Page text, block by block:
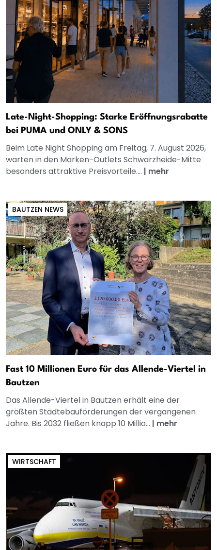
Late-Night-Shopping: Starke Eröffnungsrabatte
bei PUMA und ONLY & SONS
Beim Late Night Shopping am Freitag, 7. August 2026,
warten in den Marken-Outlets Schwarzheide-Mitte
besonders attraktive Preisvorteile.... | mehr
BAUTZEN NEWS
Fast 10 Millionen Euro für das Allende-Viertel in
Bautzen
Das Allende-Viertel in Bautzen erhält eine der
größten Städtebauförderungen der vergangenen
Jahre. Bis 2032 fließen knapp 10 Millio... | mehr
WIRTSCHAFT